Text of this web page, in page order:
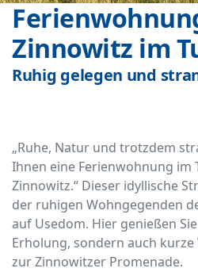
Zinnowitz im
Ruhig gelegen und
„Ruhe, Natur und trotzdem
Ihnen eine Ferienwohnung im
Zinnowitz.“ Dieser idyllische
der ruhigen Wohngegenden
auf Usedom. Hier genießen
Erholung, sondern auch
zur Zinnowitzer Promenade.